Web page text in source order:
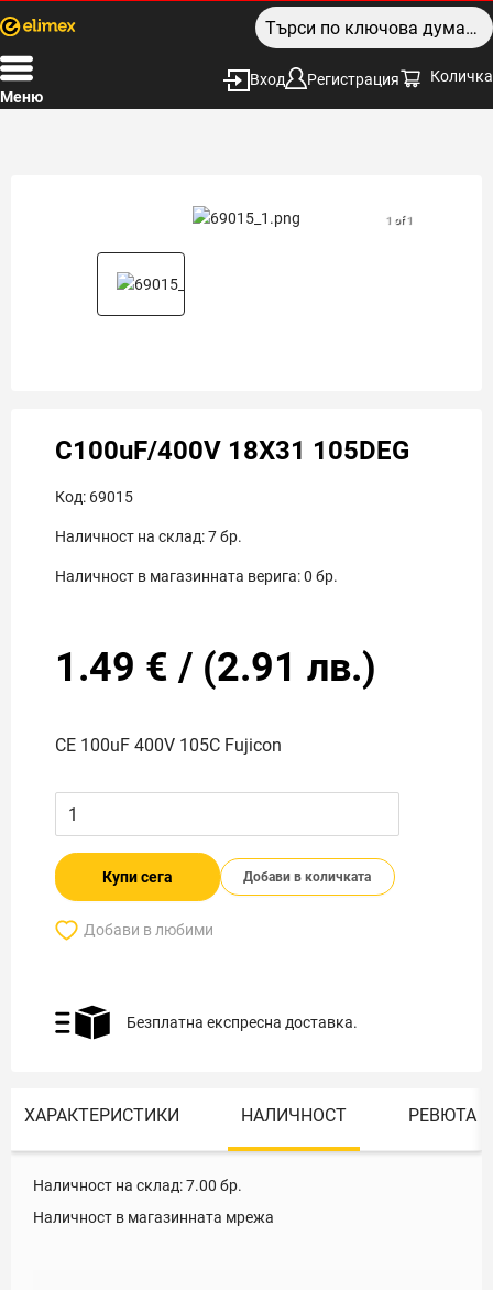
Меню
Вход Регистрация Количка
1 of 1
C100uF/400V 18X31 105DEG
Код: 69015
Наличност на склад:7бр.
Наличност в магазинната верига:0 бр.
1.49 € / (2.91 лв.)
CE 100uF 400V 105C Fujicon
Купи сега Добави в количката
Добави в любими
Безплатна експресна доставка.
ХАРАКТЕРИСТИКИ НАЛИЧНОСТ РЕВЮТА
Наличност на склад:7.00 бр.
Наличност в магазинната мрежа